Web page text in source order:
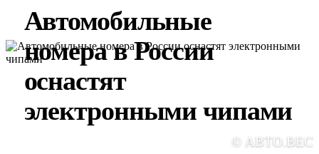
Автомобильные
номера в России
оснастят
электронными чипами
©